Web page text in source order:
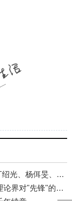
· 色彩之外 Au delà de la polychromie：丁绍光、杨佴旻、Alain Cardenas·Castro巴黎展
· 杨佴旻：迷雾中的混淆——几十年中国理论界对"先锋"的误读，对创作的误导